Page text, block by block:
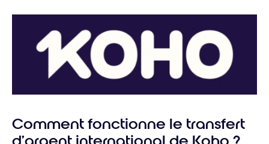
Comment fonctionne le transfert